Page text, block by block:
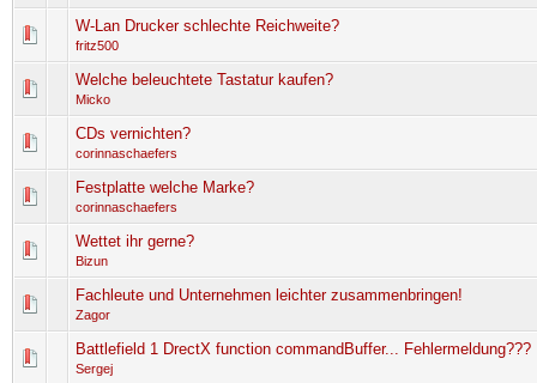
W-Lan Drucker schlechte Reichweite?
fritz500
0 Bewertung(en) - 0 von 5 durchschnittlich
1 2345
Welche beleuchtete Tastatur kaufen?
Micko
0 Bewertung(en) - 0 von 5 durchschnittlich
123 45
CDs vernichten?
corinnaschaefers
0 Bewertung(en) - 0 von 5 durchschnittlich
Festplatte welche Marke?
corinnaschaefers
0 Bewertung(en) - 0 von 5 durchschnittlich
1
Wettet ihr gerne?
Bizun
0 Bewertung(en) - 0 von 5 durchschnittlich
Fachleute und Unternehmen leichter zusammenbringen!
Zagor
0 Bewertung(en) - 0 von 5 durchschnittlich
12 3 45
Battlefield 1 DrectX function commandBuffer... Fehlermeldung???
Sergej
0 Bewertung(en) - 0 von 5 durchschnittlich
12 3 45